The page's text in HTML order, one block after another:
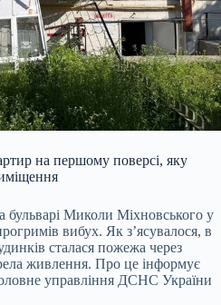
на першому поверсі, яку
бульварі Миколи Міхновського у
вибух. Як з’ясувалося, в
сталася пожежа через
живлення. Про це інформує
управління ДСНС України